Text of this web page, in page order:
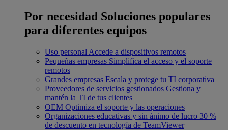
Por necesidad Soluciones populares
para diferentes equipos
Uso personal Accede a dispositivos remotos
Pequeñas empresas Simplifica el acceso y el soporte
remotos
Grandes empresas Escala y protege tu TI corporativa
Proveedores de servicios gestionados Gestiona y
mantén la TI de tus clientes
OEM Optimiza el soporte y las operaciones
Organizaciones educativas y sin ánimo de lucro 30 %
de descuento en tecnología de TeamViewer